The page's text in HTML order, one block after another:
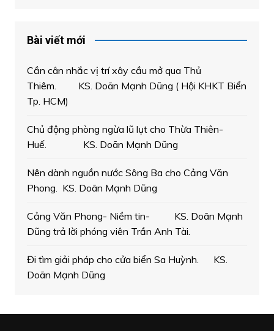
Bài viết mới
Cần cân nhắc vị trí xây cầu mở qua Thủ
Thiêm. KS. Doãn Mạnh Dũng ( Hội KHKT Biển
Tp. HCM)
Chủ động phòng ngừa lũ lụt cho Thừa Thiên-
Huế. KS. Doãn Mạnh Dũng
Nên dành nguồn nước Sông Ba cho Cảng Văn
Phong. KS. Doãn Mạnh Dũng
Cảng Văn Phong- Niềm tin- KS. Doãn Mạnh
Dũng trả lời phóng viên Trần Anh Tài.
Đi tìm giải pháp cho cửa biển Sa Huỳnh. KS.
Doãn Mạnh Dũng